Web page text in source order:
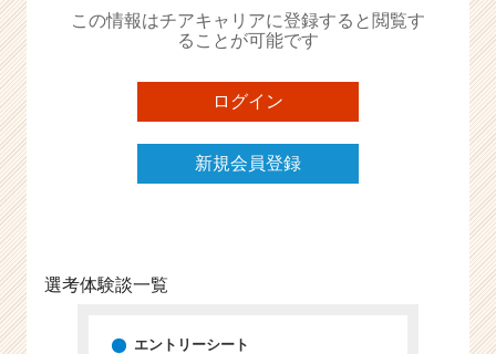
e
e
e
この情報はチアキャリアに登録すると閲覧す
ることが可能です
ログイン
新規会員登録
選考体験談一覧
エントリーシート